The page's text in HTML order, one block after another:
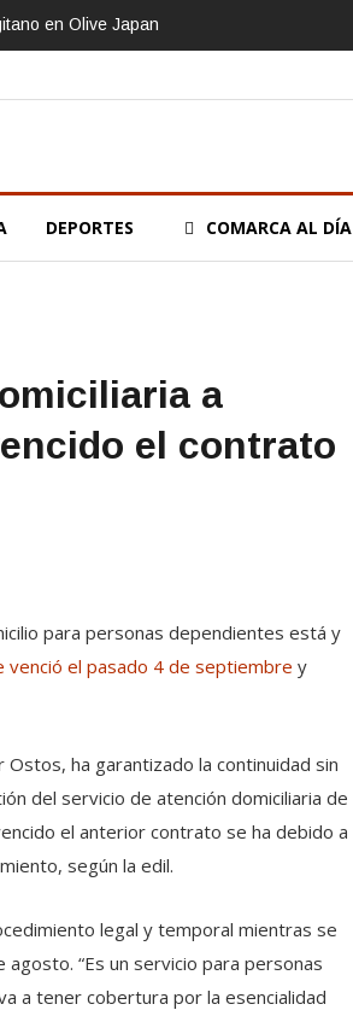
en Olive Japan
DEPORTES COMARCA AL DÍA
a
el contrato
para personas dependientes está y
venció el pasado 4 de septiembre y
Ostos, ha garantizado la continuidad sin
del servicio de atención domiciliaria de
el anterior contrato se ha debido a
según la edil.
legal y temporal mientras se
“Es un servicio para personas
a tener cobertura por la esencialidad